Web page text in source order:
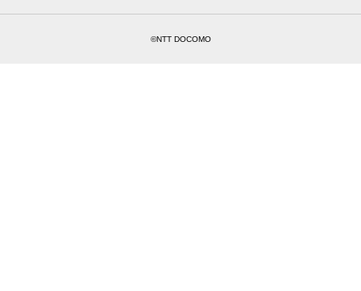
©NTT DOCOMO